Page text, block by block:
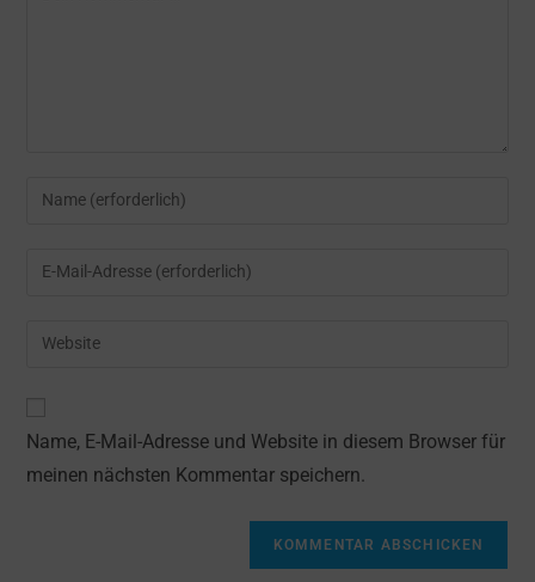
Gib
oder
zum
Gib
Mail-
Kommentieren
ein
Gib
ein
(optional)
Name, E-Mail-Adresse und Website in diesem Browser für
meinen nächsten Kommentar speichern.